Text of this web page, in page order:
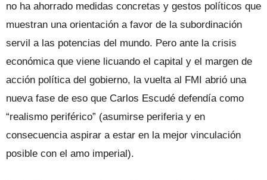
no ha ahorrado medidas concretas y gestos políticos que
muestran una orientación a favor de la subordinación
servil a las potencias del mundo. Pero ante la crisis
económica que viene licuando el capital y el margen de
acción política del gobierno, la vuelta al FMI abrió una
nueva fase de eso que Carlos Escudé defendía como
“realismo periférico” (asumirse periferia y en
consecuencia aspirar a estar en la mejor vinculación
posible con el amo imperial).